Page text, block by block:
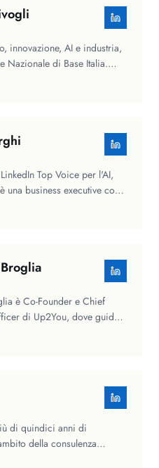
innovazione, AI e industria,
Nazionale di Base Italia.
Top Voice per l'AI,
una business executive con
Broglia
è Co-Founder e Chief
di Up2You, dove guida
di quindici anni di
della consulenza